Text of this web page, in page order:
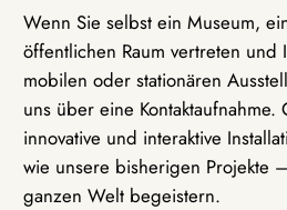
Wenn Sie selbst ein Museum,
öffentlichen Raum vertreten und
mobilen oder stationären
uns über eine
innovative und interaktive
wie unsere bisherigen Projekte
ganzen Welt begeistern.